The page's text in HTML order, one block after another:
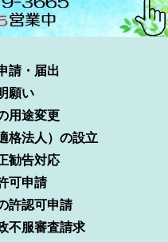
請・届出
願い
用途変更
格法人）の設立
勧告対応
可申請
許認可申請
不服審査請求